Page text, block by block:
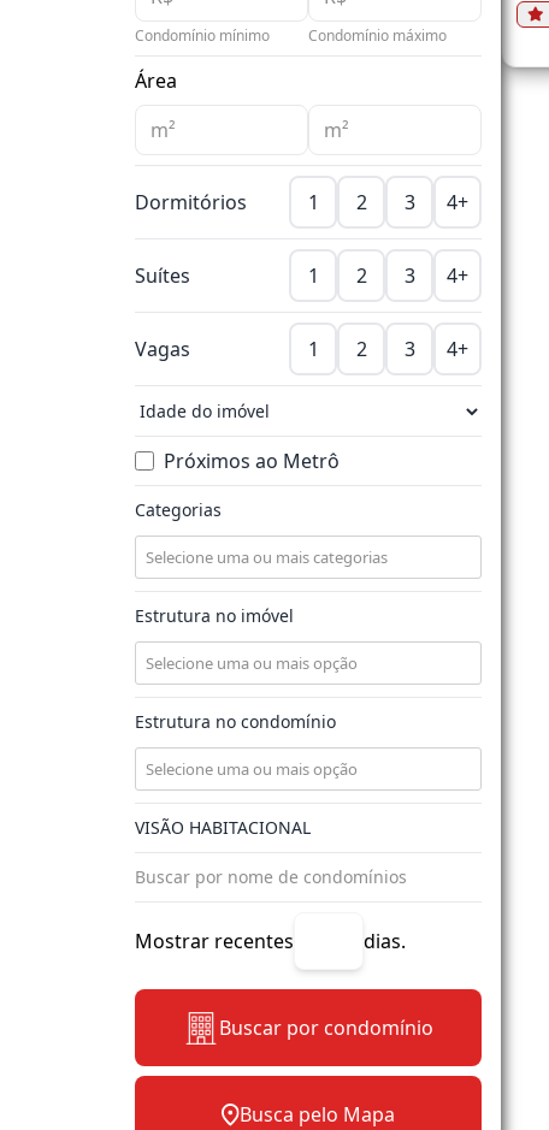
Condomínio mínimo Condomínio máximo
Área
Dormitórios 1 2 3 4+
Suítes 1 2 3 4+
Vagas 1 2 3 4+
Próximos ao Metrô
Categorias
Estrutura no imóvel
Estrutura no condomínio
Mostrar recentes dias.
Buscar por condomínio
Busca pelo Mapa